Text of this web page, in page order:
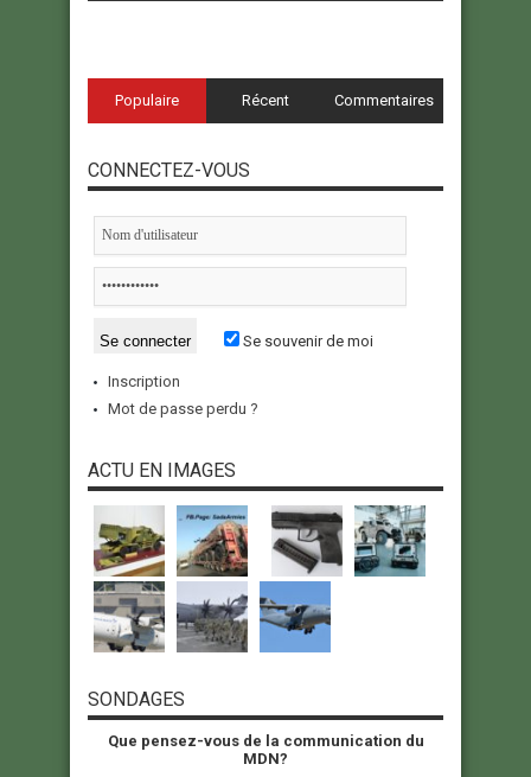
Populaire Récent Commentaires
CONNECTEZ-VOUS
Se souvenir de moi
Inscription
Mot de passe perdu ?
ACTU EN IMAGES
SONDAGES
Que pensez-vous de la communication du
MDN?